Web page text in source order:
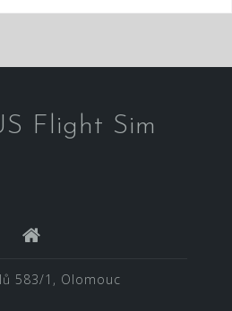
Flight Sim
583/1, Olomouc